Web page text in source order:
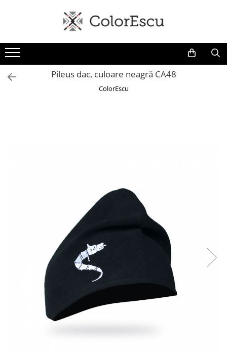
Toate produsele
Tricouri
Tricouri bărbați
Tricouri damă
Haine dacice
Simboluri tradiționale
reinterpretate
Tricouri cu mesaje de bine
Pileus dac, culoare neagră CA48
ColorEscu